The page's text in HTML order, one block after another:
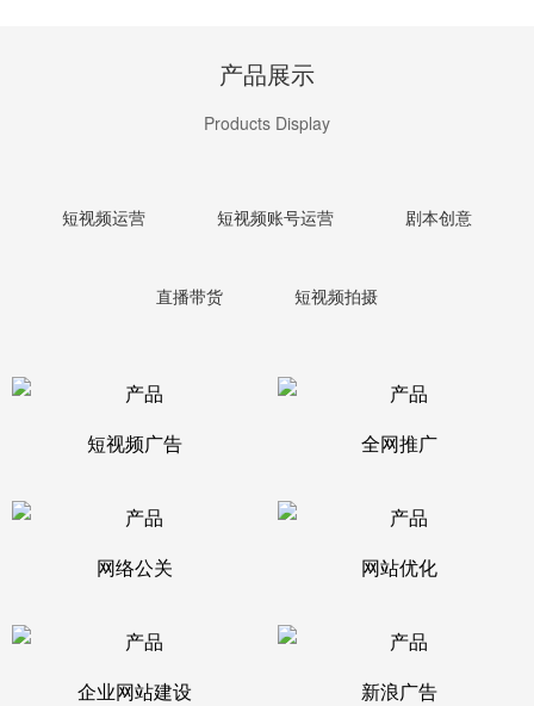
产品展示
Products Display
短视频运营 短视频账号运营 剧本创意
直播带货 短视频拍摄
短视频广告 全网推广
网络公关 网站优化
企业网站建设 新浪广告